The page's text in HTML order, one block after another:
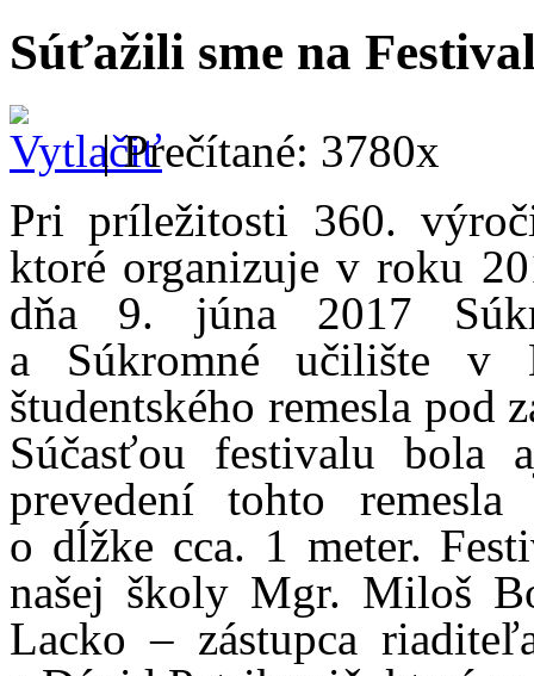
Súťažili sme na
| Prečítané: 3780x
Pri príležitosti 360.
ktoré organizuje v roku
dňa 9. júna 2017
a Súkromné učilište v
študentského remesla pod
Súčasťou festivalu bola
prevedení tohto
o dĺžke cca. 1 meter.
našej školy Mgr. Miloš
Lacko – zástupca